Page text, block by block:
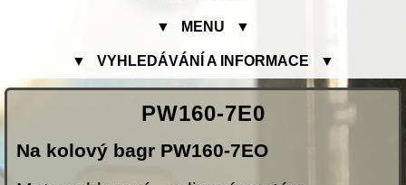
▼ MENU ▼
▼ VYHLEDÁVÁNÍ A INFORMACE ▼
PW160-7E0
Na kolový bagr PW160-7EO